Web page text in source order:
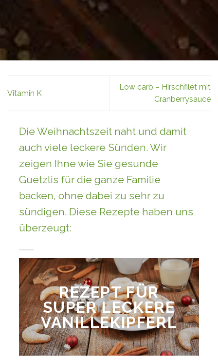
Die Weihnachtszeit naht und damit
auch viele leckere Sünden. Wir
zeigen Ihne wie Sie gesunde
Guetzlis für die ganze Familie
backen, ohne dabei zu sehr zu
sündigen. Diese Rezepte haben uns
überzeugt:
REZEPT FÜR
SUPER LECKERE
VANILLEKIPFERL
Vitamin K
Low carb – Hirschfilet mit
Cranberrysauce